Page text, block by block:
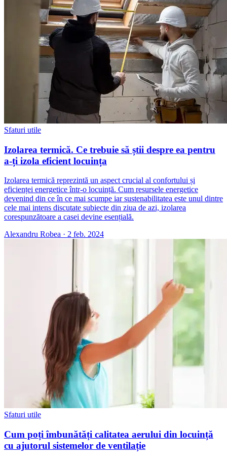
Sfaturi utile
Izolarea termică. Ce trebuie să știi despre ea pentru
a-ți izola eficient locuința
Izolarea termică reprezintă un aspect crucial al confortului și
eficienței energetice într-o locuință. Cum resursele energetice
devenind din ce în ce mai scumpe iar sustenabilitatea este unul dintre
cele mai intens discutate subiecte din ziua de azi, izolarea
corespunzătoare a casei devine esențială.
Alexandru Robea · 2 feb. 2024
Sfaturi utile
Cum poți îmbunătăți calitatea aerului din locuință
cu ajutorul sistemelor de ventilație